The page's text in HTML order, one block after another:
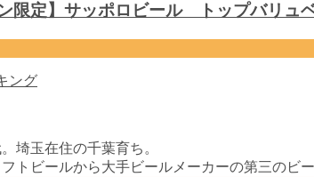
限定】サッポロビール トップバリュ
ング
埼玉在住の千葉育ち。
トビールから大手ビールメーカーの第三のビ